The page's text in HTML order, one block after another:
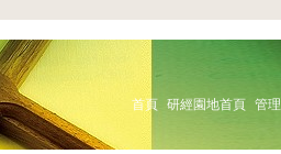
首頁 研經園地首頁 管理